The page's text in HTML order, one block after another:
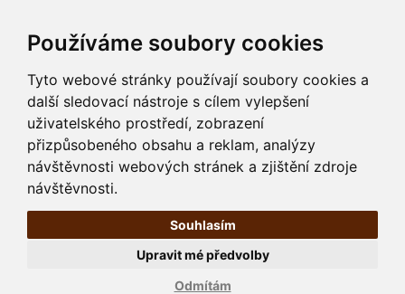
Používáme soubory cookies
Tyto webové stránky používají soubory cookies a
další sledovací nástroje s cílem vylepšení
uživatelského prostředí, zobrazení
přizpůsobeného obsahu a reklam, analýzy
návštěvnosti webových stránek a zjištění zdroje
návštěvnosti.
Souhlasím
Odmítám
Upravit mé předvolby